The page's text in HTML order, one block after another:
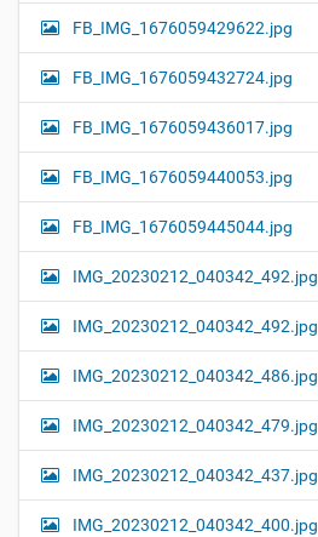
FB_IMG_1676059429622.jpg
FB_IMG_1676059432724.jpg
FB_IMG_1676059436017.jpg
FB_IMG_1676059440053.jpg
FB_IMG_1676059445044.jpg
IMG_20230212_040342_492.jpg
IMG_20230212_040342_492.jpg
IMG_20230212_040342_486.jpg
IMG_20230212_040342_479.jpg
IMG_20230212_040342_437.jpg
IMG_20230212_040342_400.jpg